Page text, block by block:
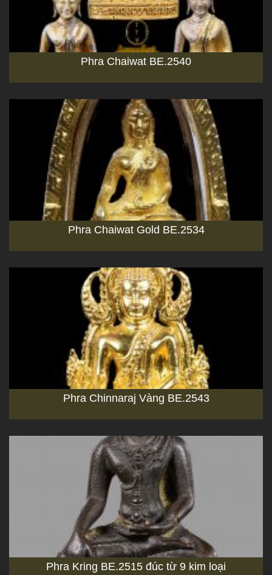
Phra Chaiwat BE.2540
Phra Chaiwat Gold BE.2534
Phra Chinnaraj Vàng BE.2543
Phra Kring BE.2515 đúc từ 9 kim loại